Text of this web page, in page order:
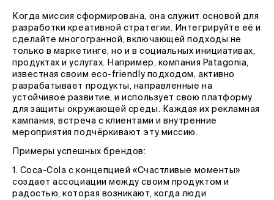
Когда миссия сформирована, она служит основой для
разработки креативной стратегии. Интегрируйте её и
сделайте многогранной, включающей подходы не
только в маркетинге, но и в социальных инициативах,
продуктах и услугах. Например, компания Patagonia,
известная своим eco-friendly подходом, активно
разрабатывает продукты, направленные на
устойчивое развитие, и использует свою платформу
для защиты окружающей среды. Каждая их рекламная
кампания, встреча с клиентами и внутренние
мероприятия подчёркивают эту миссию.
Примеры успешных брендов:
1. Coca-Cola с концепцией «Счастливые моменты»
создает ассоциации между своим продуктом и
радостью, которая возникают, когда люди